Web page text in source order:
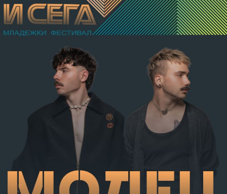
в областта на носа, и охлузни рани, довели до
разстройство на здравето, неопасно за живота.
Престъплението бе класифицирано по чл.131 ал.1
т.12 пр.1, вр. чл.130 ал.1 от НК, като А.Н. е освободен
от наказателна отговорност и му е наложено
административно наказание по реда на чл.78а ал.1
от НК – глоба в размер на 306,77 евро.
С постановление на Районна прокуратура-Габрово
В.А. е бил задържан за срок до 72 часа, а с
определение на Районен съд-Габрово спрямо него е
взета мярка за неотклонение „домашен арест“.
Съдебният акт е окончателен.